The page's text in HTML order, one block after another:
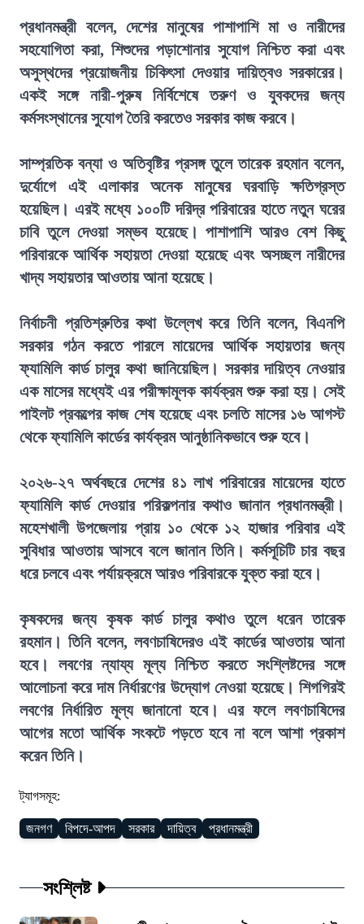
প্রধানমন্ত্রী বলেন, দেশের মানুষের পাশাপাশি মা ও নারীদের
সহযোগিতা করা, শিশুদের পড়াশোনার সুযোগ নিশ্চিত করা এবং
অসুস্থদের প্রয়োজনীয় চিকিৎসা দেওয়ার দায়িত্বও সরকারের।
একই সঙ্গে নারী-পুরুষ নির্বিশেষে তরুণ ও যুবকদের জন্য
কর্মসংস্থানের সুযোগ তৈরি করতেও সরকার কাজ করবে।
সাম্প্রতিক বন্যা ও অতিবৃষ্টির প্রসঙ্গ তুলে তারেক রহমান বলেন,
দুর্যোগে এই এলাকার অনেক মানুষের ঘরবাড়ি ক্ষতিগ্রস্ত
হয়েছিল। এরই মধ্যে ১০০টি দরিদ্র পরিবারের হাতে নতুন ঘরের
চাবি তুলে দেওয়া সম্ভব হয়েছে। পাশাপাশি আরও বেশ কিছু
পরিবারকে আর্থিক সহায়তা দেওয়া হয়েছে এবং অসচ্ছল নারীদের
খাদ্য সহায়তার আওতায় আনা হয়েছে।
নির্বাচনী প্রতিশ্রুতির কথা উল্লেখ করে তিনি বলেন, বিএনপি
সরকার গঠন করতে পারলে মায়েদের আর্থিক সহায়তার জন্য
ফ্যামিলি কার্ড চালুর কথা জানিয়েছিল। সরকার দায়িত্ব নেওয়ার
এক মাসের মধ্যেই এর পরীক্ষামূলক কার্যক্রম শুরু করা হয়। সেই
পাইলট প্রকল্পের কাজ শেষ হয়েছে এবং চলতি মাসের ১৬ আগস্ট
থেকে ফ্যামিলি কার্ডের কার্যক্রম আনুষ্ঠানিকভাবে শুরু হবে।
২০২৬-২৭ অর্থবছরে দেশের ৪১ লাখ পরিবারের মায়েদের হাতে
ফ্যামিলি কার্ড দেওয়ার পরিকল্পনার কথাও জানান প্রধানমন্ত্রী।
মহেশখালী উপজেলায় প্রায় ১০ থেকে ১২ হাজার পরিবার এই
সুবিধার আওতায় আসবে বলে জানান তিনি। কর্মসূচিটি চার বছর
ধরে চলবে এবং পর্যায়ক্রমে আরও পরিবারকে যুক্ত করা হবে।
কৃষকদের জন্য কৃষক কার্ড চালুর কথাও তুলে ধরেন তারেক
রহমান। তিনি বলেন, লবণচাষিদেরও এই কার্ডের আওতায় আনা
হবে। লবণের ন্যায্য মূল্য নিশ্চিত করতে সংশ্লিষ্টদের সঙ্গে
আলোচনা করে দাম নির্ধারণের উদ্যোগ নেওয়া হয়েছে। শিগগিরই
লবণের নির্ধারিত মূল্য জানানো হবে। এর ফলে লবণচাষিদের
আগের মতো আর্থিক সংকটে পড়তে হবে না বলে আশা প্রকাশ
করেন তিনি।
ট্যাগসমূহ:
জনগণ বিপদে-আপদ সরকার দায়িত্ব প্রধানমন্ত্রী
সংশ্লিষ্ট